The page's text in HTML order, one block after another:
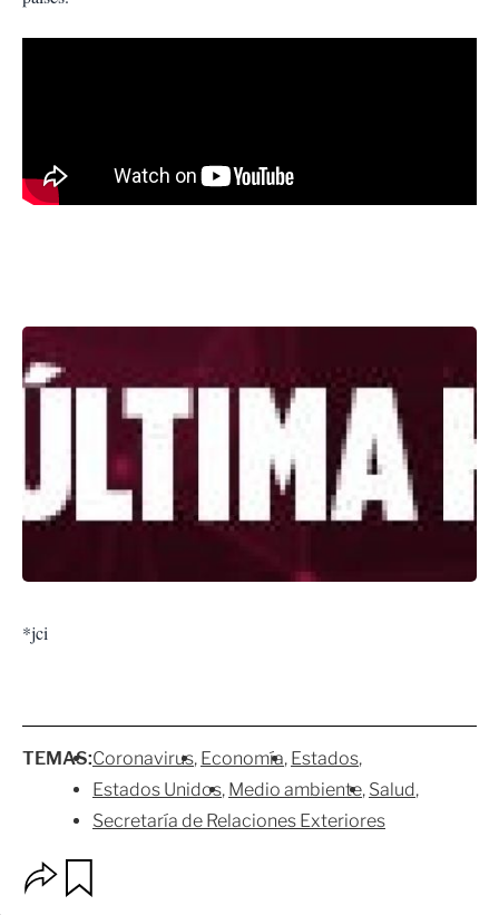
*jci
TEMAS:Coronavirus Economía Estados
Estados Unidos Medio ambiente Salud
Secretaría de Relaciones Exteriores